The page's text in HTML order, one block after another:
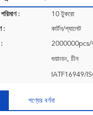
: 10 টুকরো
: কার্টন/প্যালেট
: 2000000pcs/
গুয়াংডং, চীন
IATF16949/
পণ্যের বর্ণনা